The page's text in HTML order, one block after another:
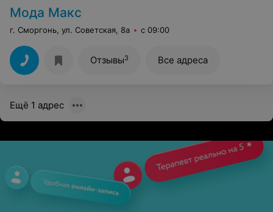
Мода Макс
г. Сморгонь, ул. Советская, 8а с 09:00
Отзывы3 Все адреса
Ещё 1 адрес